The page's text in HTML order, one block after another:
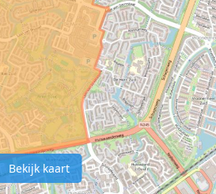
Bekijk kaart